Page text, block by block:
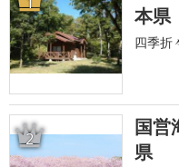
本県
四季折
2
国営
県